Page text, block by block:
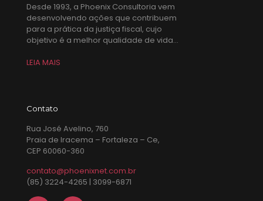
Desde 1993, a Phoenix Consultoria vem
desenvolvendo ações que contribuem
para a prática da justiça fiscal, cujo
objetivo é a melhor qualidade de vida...
LEIA MAIS
Contato
Rua José Avelino, 760
Praia de Iracema – Fortaleza – Ce,
CEP 60060-360
contato@phoenixnet.com.br
(85) 3224-4265 | 3099-6871